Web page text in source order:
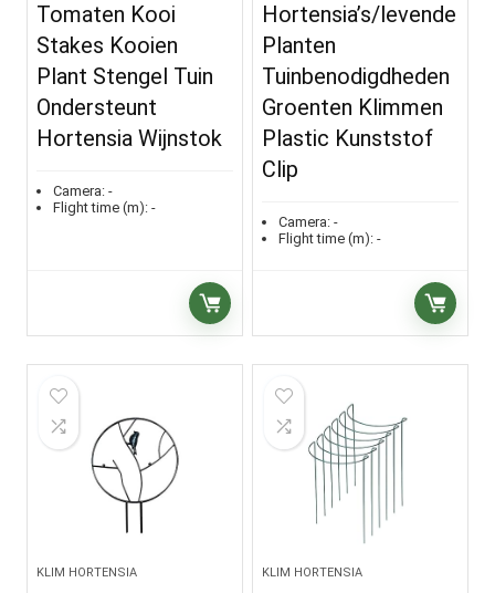
Tomaten Kooi
Stakes Kooien
Plant Stengel Tuin
Ondersteunt
Hortensia Wijnstok
Camera: -
Flight time (m): -
Hortensia’s/levende
Planten
Tuinbenodigdheden
Groenten Klimmen
Plastic Kunststof
Clip
Camera: -
Flight time (m): -
KLIM HORTENSIA KLIM HORTENSIA